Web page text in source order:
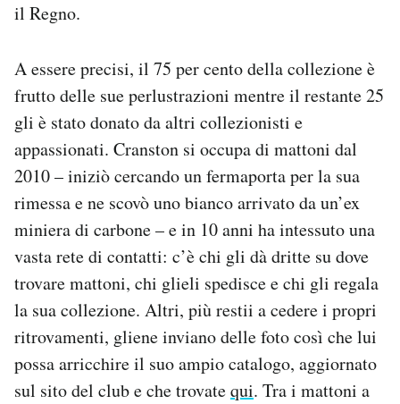
il Regno.
A essere precisi, il 75 per cento della collezione è
frutto delle sue perlustrazioni mentre il restante 25
gli è stato donato da altri collezionisti e
appassionati. Cranston si occupa di mattoni dal
2010 – iniziò cercando un fermaporta per la sua
rimessa e ne scovò uno bianco arrivato da un’ex
miniera di carbone – e in 10 anni ha intessuto una
vasta rete di contatti: c’è chi gli dà dritte su dove
trovare mattoni, chi glieli spedisce e chi gli regala
la sua collezione. Altri, più restii a cedere i propri
ritrovamenti, gliene inviano delle foto così che lui
possa arricchire il suo ampio catalogo, aggiornato
sul sito del club e che trovatequi. Tra i mattoni a